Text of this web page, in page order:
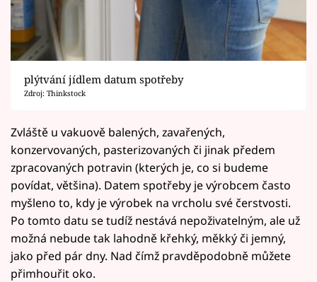
plýtvání jídlem datum spotřeby
Zdroj: Thinkstock
Zvláště u vakuově balených, zavařených,
konzervovaných, pasterizovaných či jinak předem
zpracovaných potravin (kterých je, co si budeme
povídat, většina). Datem spotřeby je výrobcem často
myšleno to, kdy je výrobek na vrcholu své čerstvosti.
Po tomto datu se tudíž nestává nepoživatelným, ale už
možná nebude tak lahodně křehký, měkký či jemný,
jako před pár dny. Nad čímž pravděpodobně můžete
přimhouřit oko.